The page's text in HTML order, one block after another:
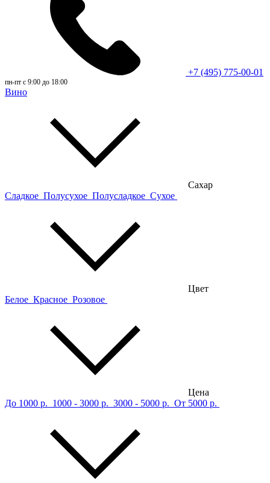
+7 (495) 775-00-01
пн-пт с 9:00 до 18:00
Вино
Сахар
Сладкое Полусухое Полусладкое Сухое
Цвет
Белое Красное Розовое
Цена
До 1000 р. 1000 - 3000 р. 3000 - 5000 р. От 5000 р.